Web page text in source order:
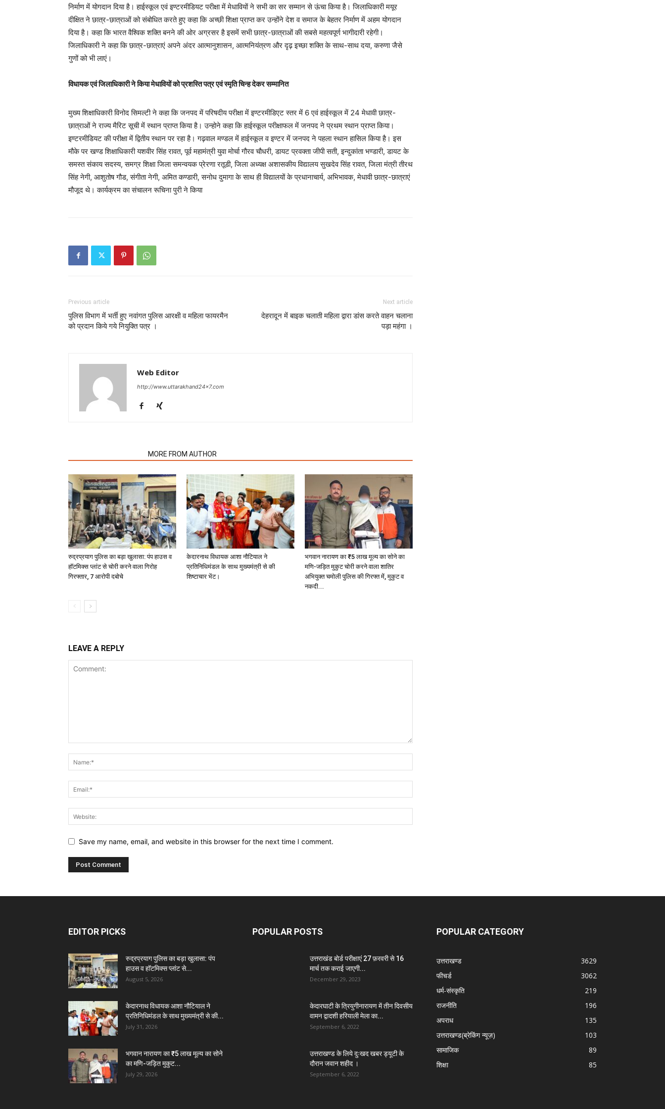
निर्माण में योगदान दिया है। हाईस्कूल एवं इण्टरमीडियट परीक्षा में मेधावियों ने सभी का सर सम्मान से ऊंचा किया है। जिलाधिकारी मयूर
दीक्षित ने छात्र-छात्राओं को संबोधित करते हुए कहा कि अच्छी शिक्षा प्राप्त कर उन्होंने देश व समाज के बेहतर निर्माण में अहम योगदान
दिया है। कहा कि भारत वैश्विक शक्ति बनने की ओर अग्रसर है इसमें सभी छात्र-छात्राओं की सबसे महत्वपूर्ण भागीदारी रहेगी।
जिलाधिकारी ने कहा कि छात्र-छात्राएं अपने अंदर आत्मानुशासन, आत्मनियंत्रण और दृढ़ इच्छा शक्ति के साथ-साथ दया, करुणा जैसे
गुणों को भी लाएं।
विधायक एवं जिलाधिकारी ने किया मेधावियों को प्रशस्ति पत्र एवं स्मृति चिन्ह देकर सम्मानित
मुख्य शिक्षाधिकारी विनोद सिमल्टी ने कहा कि जनपद में परिषदीय परीक्षा में इण्टरमीडिएट स्तर में 6 एवं हाईस्कूल में 24 मेधावी छात्र-
छात्राओं ने राज्य मैरिट सूची में स्थान प्राप्त किया है। उन्होने कहा कि हाईस्कूल परीक्षाफल में जनपद ने प्रथम स्थान प्राप्त किया।
इण्टरमीडियट की परीक्षा में द्वितीय स्थान पर रहा है। गढ़वाल मण्डल में हाईस्कूल व इण्टर में जनपद ने पहला स्थान हासिल किया है। इस
मौके पर खण्ड शिक्षाधिकारी यशवीर सिंह रावत, पूर्व महामंत्री युवा मोर्चा गौरव चौधरी, डायट प्रवक्ता जीपी सती, इन्दुकांता भण्डारी, डायट के
समस्त संकाय सदस्य, समग्र शिक्षा जिला समन्वयक प्रेरणा रतूडी, जिला अध्यक्ष अशासकीय विद्यालय सुखदेव सिंह रावत, जिला मंत्री तीरथ
सिंह नेगी, आशुतोष गौड, संगीता नेगी, अमित कण्डारी, सनोध दुमागा के साथ ही विद्यालयों के प्रधानाचार्य, अभिभावक, मेधावी छात्र-छात्राएं
मौजूद थे। कार्यक्रम का संचालन रूचिना पुरी ने किया
Previous article
पुलिस विभाग में भर्ती हुए नवांगत पुलिस आरक्षी व महिला फायरमैन
को प्रदान किये गये नियुक्ति पत्र ।
Next article
देहरादून में बाइक चलाती महिला द्वारा डांस करते वाहन चलाना
पड़ा महंगा ।
Web Editor
http://www.uttarakhand24x7.com
MORE FROM AUTHOR
रुद्रप्रयाग पुलिस का बड़ा खुलासा: पंप हाउस व
हॉटमिक्स प्लांट से चोरी करने वाला गिरोह
गिरफ्तार, 7 आरोपी दबोचे
केदारनाथ विधायक आशा नौटियाल ने
प्रतिनिधिमंडल के साथ मुख्यमंत्री से की
शिष्टाचार भेंट।
भगवान नारायण का ₹5 लाख मूल्य का सोने का
मणि-जड़ित मुकुट चोरी करने वाला शातिर
अभियुक्त चमोली पुलिस की गिरफ्त में, मुकुट व
नकदी...
LEAVE A REPLY
Save my name, email, and website in this browser for the next time I comment.
EDITOR PICKS
रुद्रप्रयाग पुलिस का बड़ा खुलासा: पंप
हाउस व हॉटमिक्स प्लांट से...
August 5, 2026
केदारनाथ विधायक आशा नौटियाल ने
प्रतिनिधिमंडल के साथ मुख्यमंत्री से की...
July 31, 2026
भगवान नारायण का ₹5 लाख मूल्य का सोने
का मणि-जड़ित मुकुट...
July 29, 2026
POPULAR POSTS
उत्तराखंड बोर्ड परीक्षाएं 27 फ़रवरी से 16
मार्च तक कराई जाएगी...
December 29, 2023
केदारघाटी के त्रियुगीनारायण में तीन दिवसीय
वामन द्वादशी हरियाली मेला का...
September 6, 2022
उत्तराखण्ड के लिये दुःखद खबर ड्यूटी के
दौरान जवान शहीद ।
September 6, 2022
POPULAR CATEGORY
उत्तराखण्ड
3629
फीचर्ड
3062
धर्म-संस्कृति
219
राजनीति
196
अपराध
135
उत्तराखण्ड(ब्रेकिंग न्यूज़)
103
सामाजिक
89
शिक्षा
85